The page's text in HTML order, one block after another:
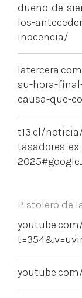
dueno-de-
los-
inocencia/
su-hora-
causa-que-
t13.cl/
tasadores-
Pistolero de